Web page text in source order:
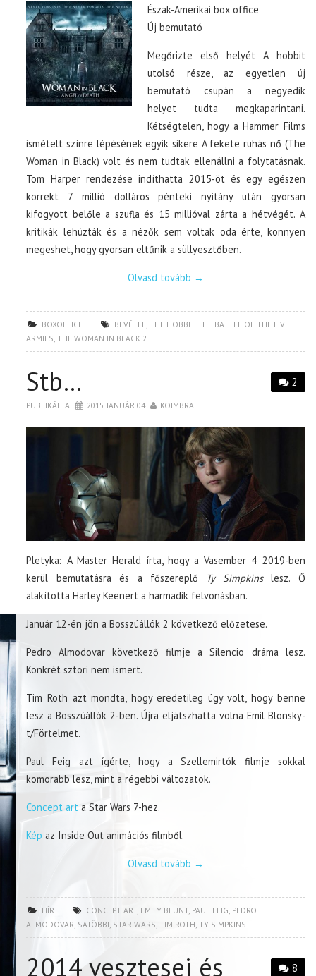
Észak-Amerikai box office
Új bemutató
Megőrizte első helyét A hobbit
utolsó része, az egyetlen új
bemutató csupán a negyedik
helyet tudta megkaparintani.
Kétségtelen, hogy a Hammer Films
ismételt színre lépésének egyik sikere A fekete ruhás nő (The
Woman in Black) volt és nem tudtak ellenállni a folytatásnak.
Tom Harper rendezése indíthatta 2015-öt és egy egészen
korrekt 7 millió dolláros pénteki nyitány után gyorsan
kifogyott belőle a szufla és 15 millióval zárta a hétvégét. A
kritikák lehúzták és a nézők sem voltak oda érte, könnyen
megeshet, hogy gyorsan eltűnik a süllyesztőben.
Olvasd tovább →
BOXOFFICE BEVÉTEL ,THE HOBBIT THE BATTLE OF THE FIVE
ARMIES ,THE WOMAN IN BLACK 2
2
Stb…
PUBLIKÁLTA 2015. JANUÁR 04. KOIMBRA
Pletyka: A Master Herald írta, hogy a Vasember 4 2019-ben
kerül bemutatásra és a főszereplő Ty Simpkinslesz. Ő
alakította Harley Keenert a harmadik felvonásban.
Január 12-én jön a Bosszúállók 2 következő előzetese.
Pedro Almodovar következő filmje a Silencio dráma lesz.
Konkrét sztori nem ismert.
Tim Roth azt mondta, hogy eredetileg úgy volt, hogy benne
lesz a Bosszúállók 2-ben. Újra eljátszhatta volna Emil Blonsky-
t/Förtelmet.
Paul Feig azt ígérte, hogy a Szellemirtók filmje sokkal
komorabb lesz, mint a régebbi változatok.
Concept art a Star Wars 7-hez.
Kép az Inside Out animációs filmből.
Olvasd tovább →
HÍR CONCEPT ART, EMILY BLUNT, PAUL FEIG, PEDRO
ALMODOVAR, SATÖBBI, STAR WARS,TIM ROTH,TY SIMPKINS
8
2014 vesztesei és